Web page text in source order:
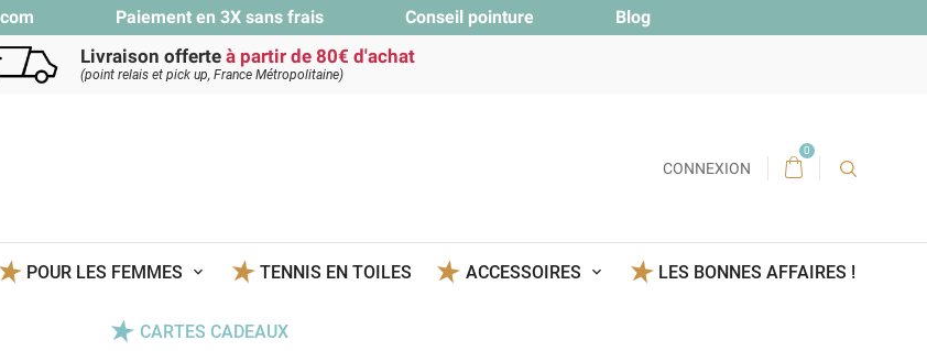
Paiement en 3X sans frais Conseil pointure Blog
Livraison offerte à partir de 80€ d'achat
(point relais et pick up, France Métropolitaine)
CONNEXION
0
POUR LES FEMMES TENNIS EN TOILES ACCESSOIRES LES BONNES AFFAIRES !
CARTES CADEAUX